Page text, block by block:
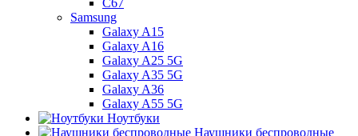
C67
Samsung
Galaxy A15
Galaxy A16
Galaxy A25 5G
Galaxy A35 5G
Galaxy A36
Galaxy A55 5G
Ноутбуки
Наушники беспроводные